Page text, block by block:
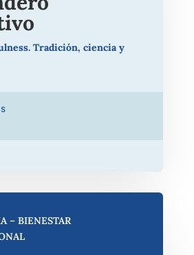
Tradición, ciencia y
– BIENESTAR